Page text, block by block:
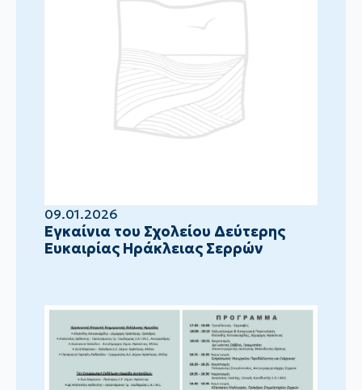
09.01.2026
Eγκαίνια του Σχολείου Δεύτερης
Ευκαιρίας Ηράκλειας Σερρών